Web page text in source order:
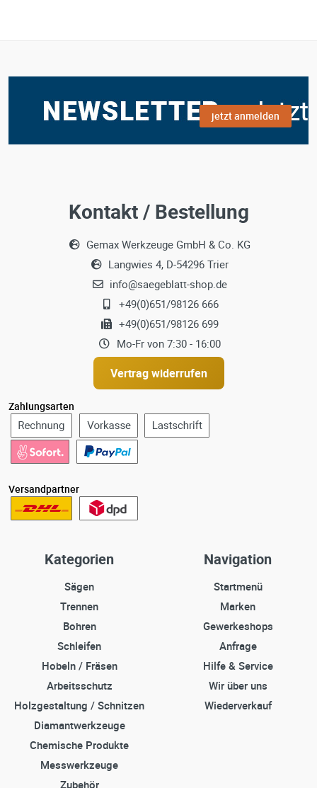
jetzt anmelden
Kontakt / Bestellung
Gemax Werkzeuge GmbH & Co. KG
Langwies 4, D-54296 Trier
info@saegeblatt-shop.de
+49(0)651/98126 666
+49(0)651/98126 699
Mo-Fr von 7:30 - 16:00
Vertrag widerrufen
Zahlungsarten
Versandpartner
Kategorien
Sägen
Trennen
Bohren
Schleifen
Hobeln / Fräsen
Arbeitsschutz
Holzgestaltung / Schnitzen
Diamantwerkzeuge
Chemische Produkte
Messwerkzeuge
Zubehör
Navigation
Startmenü
Marken
Gewerkeshops
Anfrage
Hilfe & Service
Wir über uns
Wiederverkauf